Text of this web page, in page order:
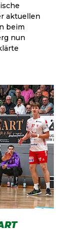
aktuellen
beim
nun